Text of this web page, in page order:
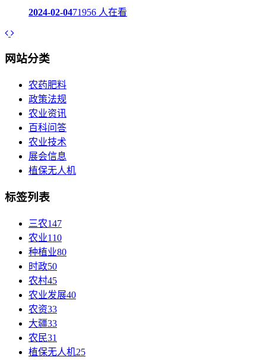
2024-02-0471956 人在看
网站分类
农药肥料
政策法规
农业资讯
百科问答
农业技术
展会信息
植保无人机
标签列表
三农147
农业110
种植业80
时政50
农村45
农业发展40
农资33
大疆33
农民31
植保无人机25